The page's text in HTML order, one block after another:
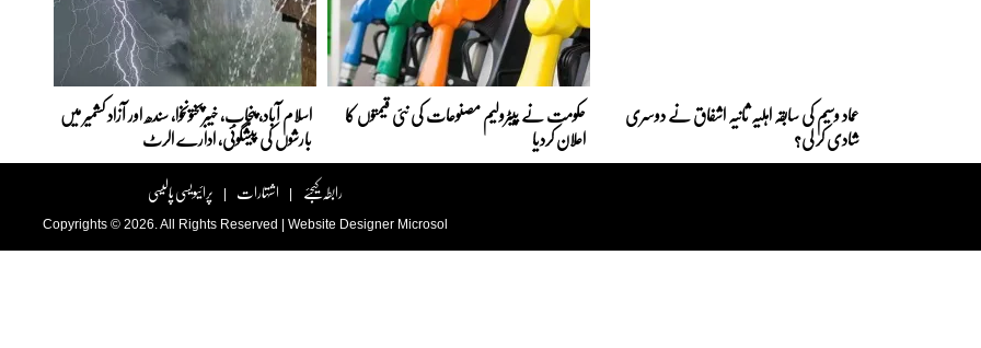
عماد وسیم کی سابقہ اہلیہ ثانیہ اشفاق نے دوسری
شادی کر لی؟
حکومت نے پیٹرولیم مصنوعات کی نئی قیمتوں کا
اعلان کردیا
اسلام آباد، پنجاب، خیبرپختونخوا، سندھ اور آزاد کشمیر میں
بارشوں کی پیشگوئی، ادارے الرٹ
رابطہ کیجئے | اشتہارات | پرائیویسی پالیسی
Copyrights © 2026. All Rights Reserved | Website Designer Microsol